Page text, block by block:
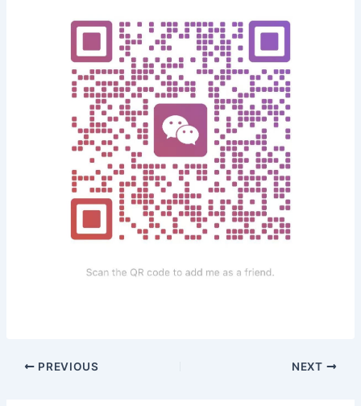
PREVIOUS NEXT